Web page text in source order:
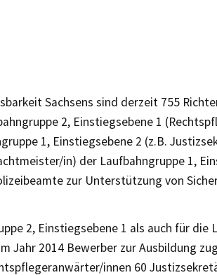
Sachsens sind derzeit 755
2, Einstiegsebene 1
1, Einstiegsebene 2 (z.B.
in) der Laufbahngruppe 1,
zur Unterstützung von
2, Einstiegsebene 1 als auch für die
Jahr 2014 Bewerber zur Ausbildung
innen 60